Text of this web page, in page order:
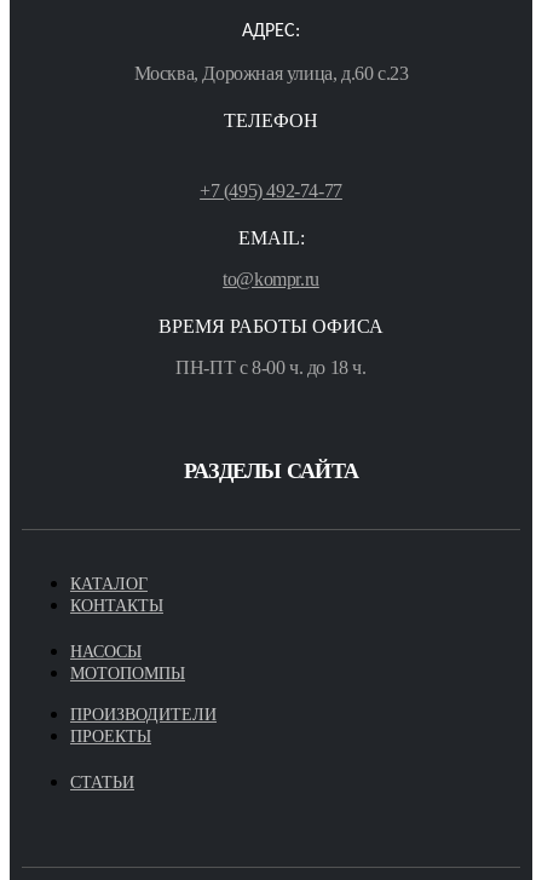
АДРЕС:
Москва, Дорожная улица, д.60 с.23
ТЕЛЕФОН
+7 (495) 492-74-77
EMAIL:
to@kompr.ru
ВРЕМЯ РАБОТЫ ОФИСА
ПН-ПТ с 8-00 ч. до 18 ч.
РАЗДЕЛЫ САЙТА
КАТАЛОГ
КОНТАКТЫ
НАСОСЫ
МОТОПОМПЫ
ПРОИЗВОДИТЕЛИ
ПРОЕКТЫ
СТАТЬИ